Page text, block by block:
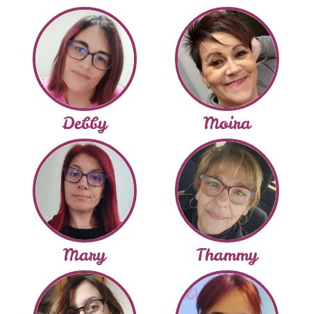
Debby Moira
Mary Thammy